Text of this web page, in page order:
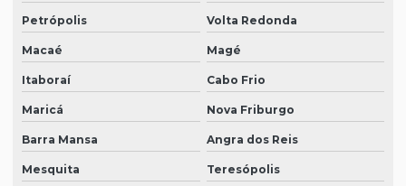
Petrópolis Volta Redonda
Macaé Magé
Itaboraí Cabo Frio
Maricá Nova Friburgo
Barra Mansa Angra dos Reis
Mesquita Teresópolis